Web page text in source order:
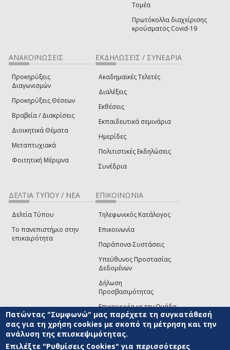
Τομέα
Πρωτόκολλα διαχείρισης
κρούσματος Covid-19
ΑΝΑΚΟΙΝΩΣΕΙΣ
Προκηρύξεις
Διαγωνισμών
Προκηρύξεις Θέσεων
Βραβεία / Διακρίσεις
Διοικητικά Θέματα
Μεταπτυχιακά
Φοιτητική Μέριμνα
ΕΚΔΗΛΩΣΕΙΣ / ΣΥΝΕΔΡΙΑ
Ακαδημαϊκές Τελετές
Διαλέξεις
Εκθέσεις
Εκπαιδευτικά σεμινάρια
Ημερίδες
Πολιτιστικές Εκδηλώσεις
Συνέδρια
ΔΕΛΤΙΑ ΤΥΠΟΥ / ΝΕΑ
Δελτία Τύπου
Το πανεπιστήμιο στην
επικαιρότητα
ΕΠΙΚΟΙΝΩΝΙΑ
Τηλεφωνικός Κατάλογος
Επικοινωνία
Παράπονα-Συστάσεις
Υπεύθυνος Προστασίας
Δεδομένων
Δήλωση
Προσβασιμότητας
Επικοινωνία με την Ομάδα
Ανάπτυξης του site(link sends e-mail)
© ΠΑΝΕΠΙΣΤΗΜΙΟ ΑΙΓΑΙΟΥ ΟΡΟΙ ΧΡΗΣΗΣ
ΑΝΑΠΤΥΞΗΣ
Πατώντας "Συμφωνώ" μας παρέχετε τη συγκατάθεσή
σας για τη χρήση cookies με σκοπό τη μέτρηση και την
ανάλυση της επισκεψιμότητας.
Επιλέξτε "Ρυθμίσεις Cookies" για περισσότερες